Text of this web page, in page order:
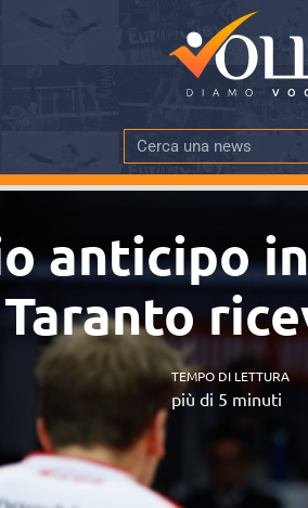
anticipo
TEMPO DI LETTURA
più di 5 minuti